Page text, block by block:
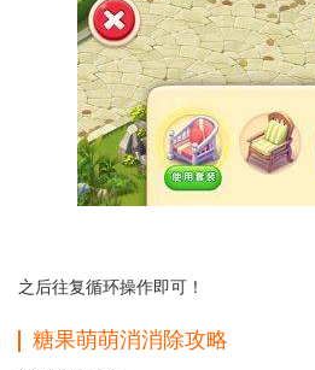
之后往复循环操作即可！
糖果萌萌消消除攻略